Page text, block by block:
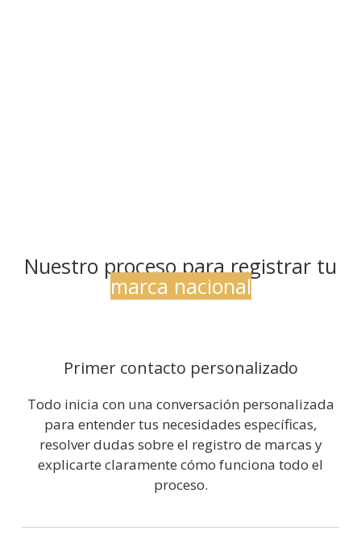
Nuestro proceso para registrar tu
marca nacional
Primer contacto personalizado
Todo inicia con una conversación personalizada
para entender tus necesidades específicas,
resolver dudas sobre el registro de marcas y
explicarte claramente cómo funciona todo el
proceso.